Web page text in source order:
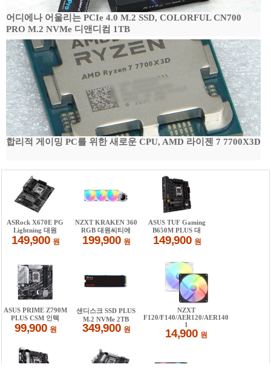
어디에나 어울리는 PCIe 4.0 M.2 SSD, COLORFUL CN700
PRO M.2 NVMe 디앤디컴 1TB
합리적 게이밍 PC를 위한 새로운 CPU, AMD 라이젠 7 7700X3D